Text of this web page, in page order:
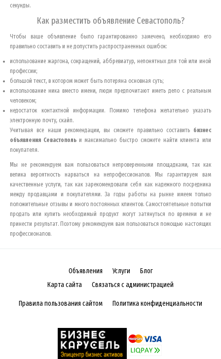
секунды.
Как разместить объявление Севастополь?
Чтобы ваше объявление было гарантированно замечено, необходимо его
правильно составить и не допустить распространенных ошибок:
использование жаргона, сокращений, аббревиатур, непонятных для той или иной
профессии;
большой текст, в котором может быть потеряна основная суть;
использование ника вместо имени, люди предпочитают иметь дело с реальным
человеком;
недостаток контактной информации. Помимо телефона желательно указать
электронную почту, скайп.
Учитывая все наши рекомендации, вы сможете правильно составить бизнес
объявления Севастополь и максимально быстро сможете найти клиента или
покупателя.
Мы не рекомендуем вам пользоваться непроверенными площадками, так как
велика вероятность нарваться на непрофессионалов. Мы гарантируем вам
качественные услуги, так как зарекомендовали себя как надежного посредника
между продавцами и покупателями. За годы работы на рынке имеем только
положительные отзывы и много постоянных клиентов. Самостоятельные попытки
продать или купить необходимый продукт могут затянуться по времени и не
принести результат. Поэтому рекомендуем вам пользоваться помощью настоящих
профессионалов.
Объявления Услуги
Блог
Карта сайта
Связаться с администрацией
Правила пользования сайтом Политика конфиденциальности